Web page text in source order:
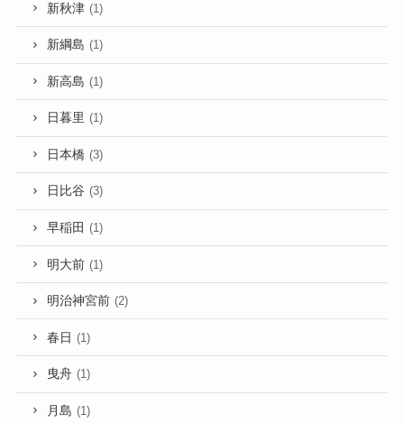
新秋津 (1)
新綱島 (1)
新高島 (1)
日暮里 (1)
日本橋 (3)
日比谷 (3)
早稲田 (1)
明大前 (1)
明治神宮前 (2)
春日 (1)
曳舟 (1)
月島 (1)